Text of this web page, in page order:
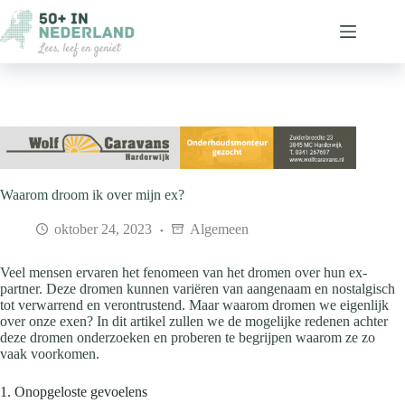
naar
de
inhoud
Waarom droom ik over mijn ex?
oktober 24, 2023 Algemeen
Veel mensen ervaren het fenomeen van het dromen over hun ex-
partner. Deze dromen kunnen variëren van aangenaam en nostalgisch
tot verwarrend en verontrustend. Maar waarom dromen we eigenlijk
over onze exen? In dit artikel zullen we de mogelijke redenen achter
deze dromen onderzoeken en proberen te begrijpen waarom ze zo
vaak voorkomen.
1. Onopgeloste gevoelens